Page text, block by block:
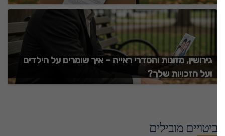
גירושין, מזונות והסדרי ראייה – איך שומרים על הילדים
ועל הזכויות שלך?
ביטויים מובילים